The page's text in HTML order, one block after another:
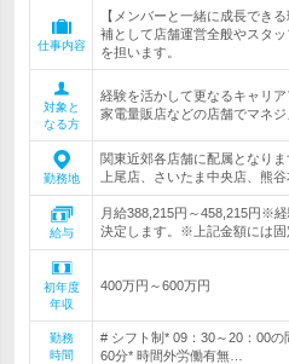
仕事内容
【メンバーと一緒に成長でき
補として店舗運営全般やスタ
を担います。
対象と
なる方
経験を活かして更なるキャリ
家電量販店などの店舗でマネ
勤務地
関東近郊各店舗に配属となり
上尾店、さいたま中央店、熊
給与
月給388,215円～458,215円※
決定します。※上記金額には固
初年度
年収
400万円～600万円
勤務
時間
# シフト制* 09：30～20：00の
60分* 時間外労働有無…